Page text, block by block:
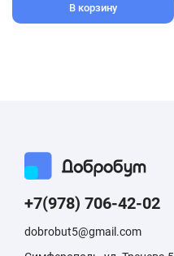
В корзину
+7(978) 706-42-02
dobrobut5@gmail.com